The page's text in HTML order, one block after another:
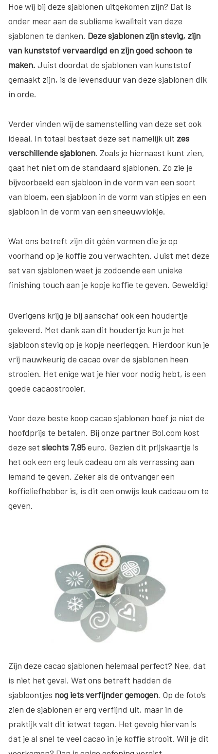
Hoe wij bij deze sjablonen uitgekomen zijn? Dat is
onder meer aan de sublieme kwaliteit van deze
sjablonen te danken. Deze sjablonen zijn stevig, zijn
van kunststof vervaardigd en zijn goed schoon te
maken. Juist doordat de sjablonen van kunststof
gemaakt zijn, is de levensduur van deze sjablonen dik
in orde.
Verder vinden wij de samenstelling van deze set ook
ideaal. In totaal bestaat deze set namelijk uit zes
verschillende sjablonen. Zoals je hiernaast kunt zien,
gaat het niet om de standaard sjablonen. Zo zie je
bijvoorbeeld een sjabloon in de vorm van een soort
van bloem, een sjabloon in de vorm van stipjes en een
sjabloon in de vorm van een sneeuwvlokje.
Wat ons betreft zijn dit géén vormen die je op
voorhand op je koffie zou verwachten. Juist met deze
set van sjablonen weet je zodoende een unieke
finishing touch aan je kopje koffie te geven. Geweldig!
Overigens krijg je bij aanschaf ook een houdertje
geleverd. Met dank aan dit houdertje kun je het
sjabloon stevig op je kopje neerleggen. Hierdoor kun je
vrij nauwkeurig de cacao over de sjablonen heen
strooien. Het enige wat je hier voor nodig hebt, is een
goede cacaostrooier.
Voor deze beste koop cacao sjablonen hoef je niet de
hoofdprijs te betalen. Bij onze partner Bol.com kost
deze set slechts 7,95euro. Gezien dit prijskaartje is
het ook een erg leuk cadeau om als verrassing aan
iemand te geven. Zeker als de ontvanger een
koffieliefhebber is, is dit een onwijs leuk cadeau om te
geven.
Zijn deze cacao sjablonen helemaal perfect? Nee, dat
is niet het geval. Wat ons betreft hadden de
sjabloontjes nog iets verfijnder gemogen. Op de foto’s
zien de sjablonen er erg verfijnd uit, maar in de
praktijk valt dit ietwat tegen. Het gevolg hiervan is
dat je al snel te veel cacao in je koffie strooit. Wil je dit